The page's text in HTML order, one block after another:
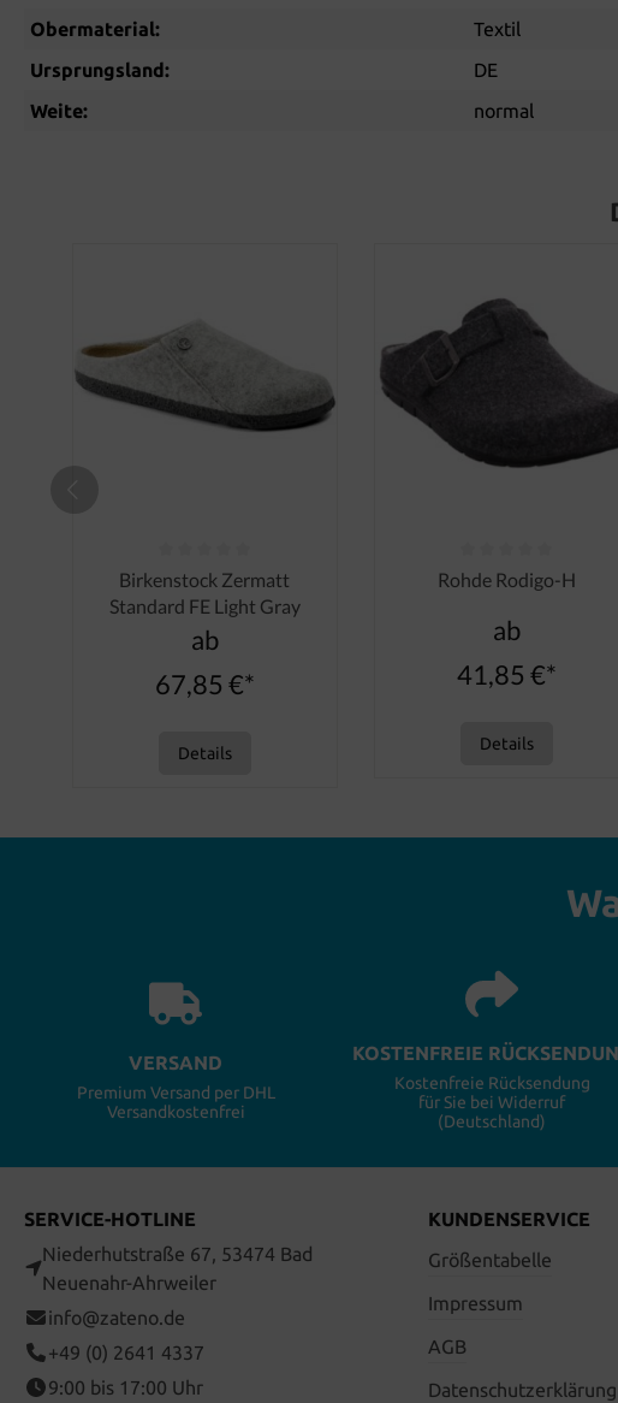
Obermaterial:
Textil
Ursprungsland:
DE
Weite:
normal
Durchschnittliche Bewertung von 0 von 5 Sternen
Birkenstock Zermatt
Standard FE Light Gray
ab
67,85 €*
Details
Durchschnittliche
Rohde Rodigo-H
ab
41,85 €*
Details
VERSAND
Premium Versand per DHL
Versandkostenfrei
KOSTENFREIE
Kostenfreie Rücksendung
für Sie bei Widerruf
(Deutschland)
SERVICE-HOTLINE
Niederhutstraße 67, 53474 Bad
Neuenahr-Ahrweiler
info@zateno.de
+49 (0) 2641 4337
9:00 bis 17:00 Uhr
KUNDENSERVICE
Größentabelle
Impressum
AGB
Datenschutzerklärung